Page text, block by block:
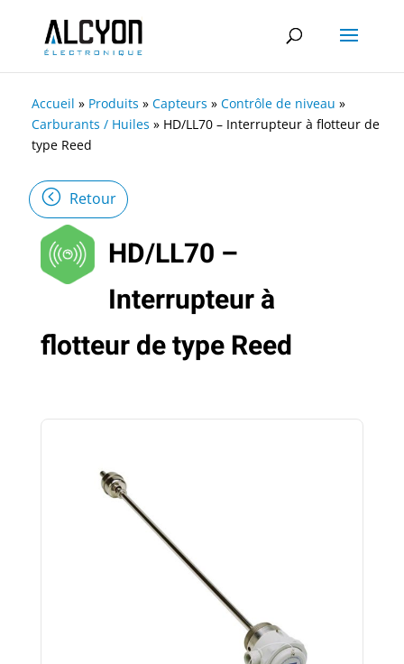
Accueil » Produits » Capteurs » Contrôle de niveau »
Carburants / Huiles » HD/LL70 – Interrupteur à flotteur de
type Reed
Retour
HD/LL70 –
Interrupteur à
flotteur de type Reed